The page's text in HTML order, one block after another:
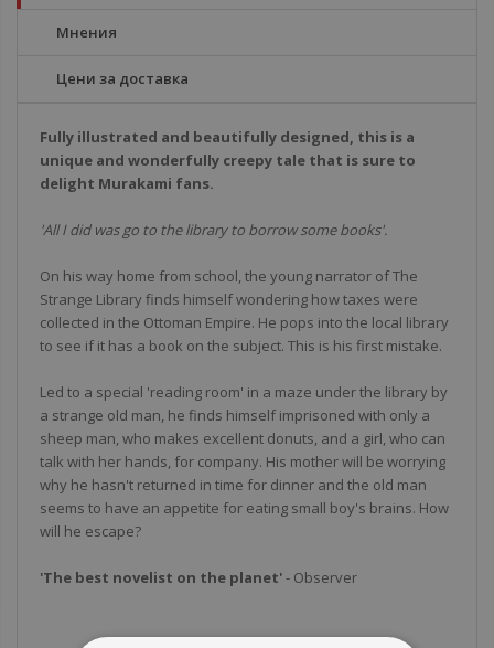
Мнения
Цени за доставка
Fully illustrated and beautifully designed, this is a
unique and wonderfully creepy tale that is sure to
delight Murakami fans.
'All I did was go to the library to borrow some books'.
On his way home from school, the young narrator ofThe
Strange Libraryfinds himself wondering how taxes were
collected in the Ottoman Empire. He pops into the local library
to see if it has a book on the subject. This is his first mistake.
Led to a special 'reading room' in a maze under the library by
a strange old man, he finds himself imprisoned with only a
sheep man, who makes excellent donuts, and a girl, who can
talk with her hands, for company. His mother will be worrying
why he hasn't returned in time for dinner and the old man
seems to have an appetite for eating small boy's brains. How
will he escape?
'The best novelist on the planet'- Observer